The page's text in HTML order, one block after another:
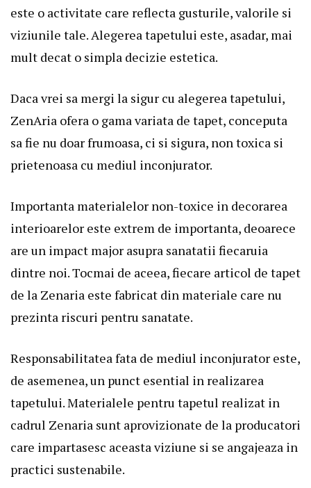
este o activitate care reflecta gusturile, valorile si
viziunile tale. Alegerea tapetului este, asadar, mai
mult decat o simpla decizie estetica.
Daca vrei sa mergi la sigur cu alegerea tapetului,
ZenAria ofera o gama variata de tapet, conceputa
sa fie nu doar frumoasa, ci si sigura, non toxica si
prietenoasa cu mediul inconjurator.
Importanta materialelor non-toxice in decorarea
interioarelor este extrem de importanta, deoarece
are un impact major asupra sanatatii fiecaruia
dintre noi. Tocmai de aceea, fiecare articol de tapet
de la Zenaria este fabricat din materiale care nu
prezinta riscuri pentru sanatate.
Responsabilitatea fata de mediul inconjurator este,
de asemenea, un punct esential in realizarea
tapetului. Materialele pentru tapetul realizat in
cadrul Zenaria sunt aprovizionate de la producatori
care impartasesc aceasta viziune si se angajeaza in
practici sustenabile.